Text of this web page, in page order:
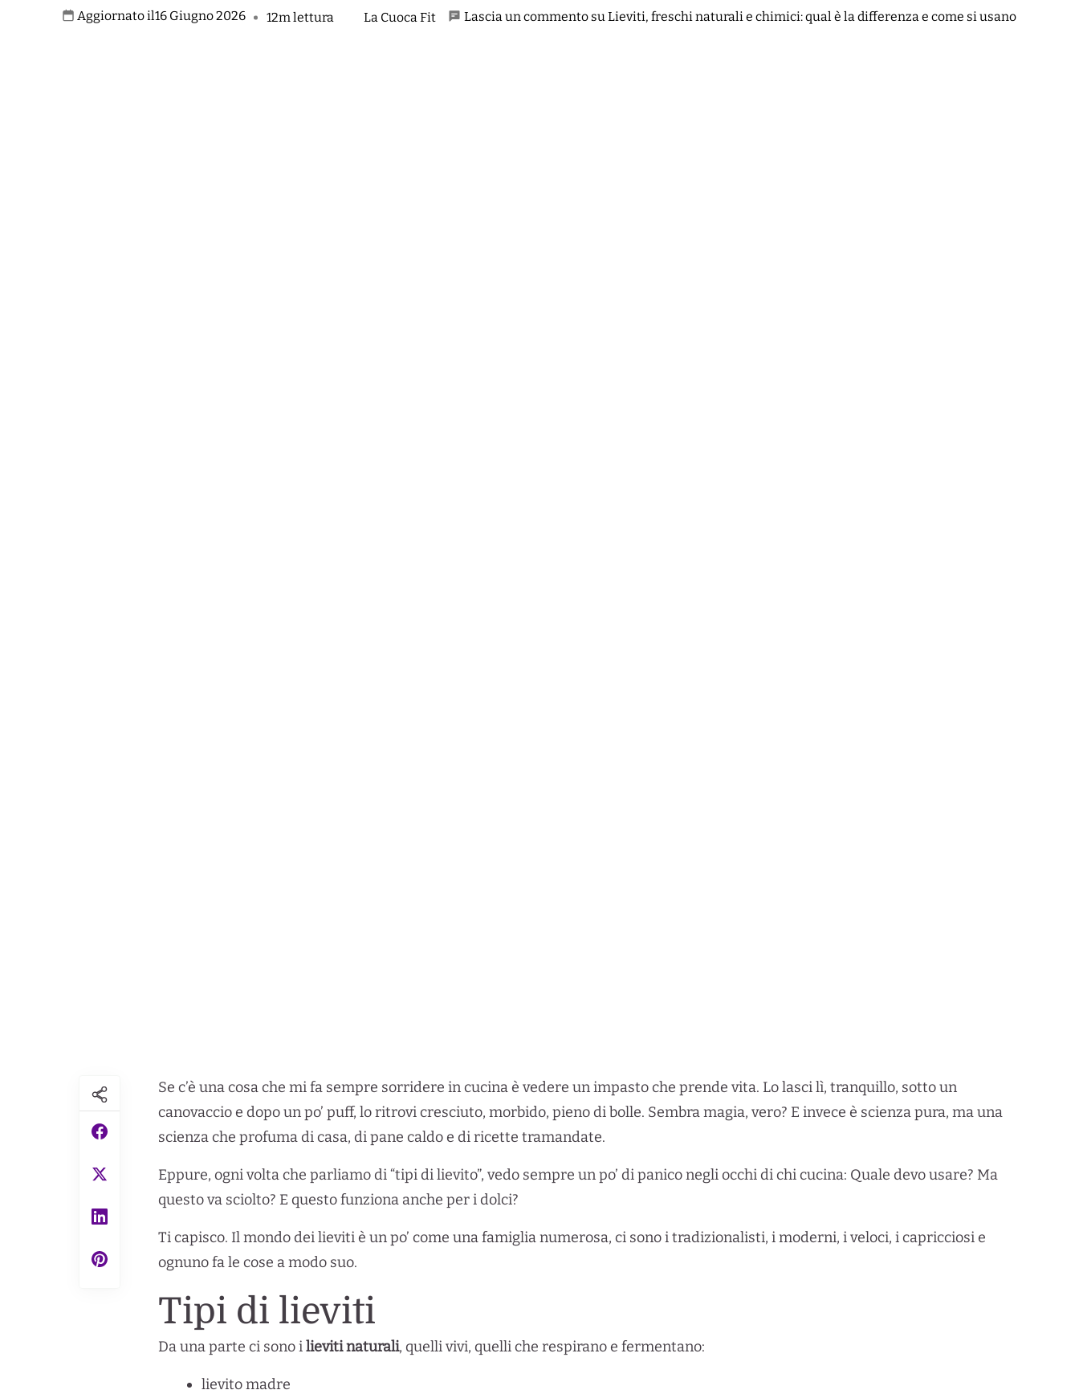
Aggiornato il16 Giugno 2026 12m lettura La Cuoca Fit Lascia un commento su Lieviti, freschi naturali e chimici: qual è la differenza e come si usano
Se c’è una cosa che mi fa sempre sorridere in cucina è vedere un impasto che prende vita. Lo lasci lì, tranquillo, sotto un
canovaccio e dopo un po’ puff, lo ritrovi cresciuto, morbido, pieno di bolle. Sembra magia, vero? E invece è scienza pura, ma una
scienza che profuma di casa, di pane caldo e di ricette tramandate.
Eppure, ogni volta che parliamo di “tipi di lievito”, vedo sempre un po’ di panico negli occhi di chi cucina: Quale devo usare? Ma
questo va sciolto? E questo funziona anche per i dolci?
Ti capisco. Il mondo dei lieviti è un po’ come una famiglia numerosa, ci sono i tradizionalisti, i moderni, i veloci, i capricciosi e
ognuno fa le cose a modo suo.
Tipi di lieviti
Da una parte ci sono ilieviti naturali, quelli vivi, quelli che respirano e fermentano:
lievito madre